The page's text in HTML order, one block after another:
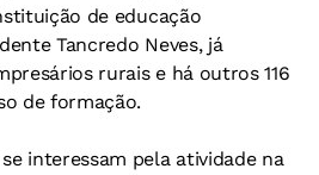
de educação
Tancredo Neves, já
rurais e há outros 116
de formação.
interessam pela atividade na